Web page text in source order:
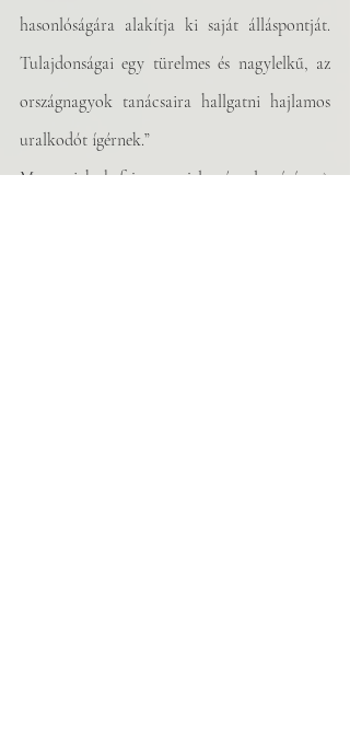
hasonlóságára alakítja ki saját álláspontját.
Tulajdonságai egy türelmes és nagylelkű, az
országnagyok tanácsaira hallgatni hajlamos
uralkodót ígérnek.”
Metternich befejezte a jelentés olvasását. A